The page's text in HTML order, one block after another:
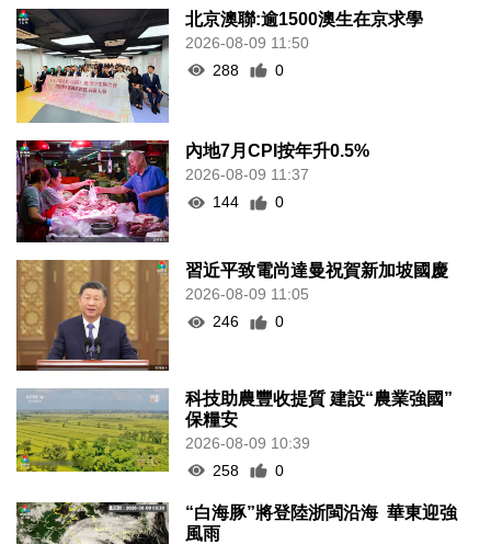
北京澳聯:逾1500澳生在京求學
2026-08-09 11:50
288
0
內地7月CPI按年升0.5%
2026-08-09 11:37
144
0
習近平致電尚達曼祝賀新加坡國慶
2026-08-09 11:05
246
0
科技助農豐收提質 建設“農業強國”
保糧安
2026-08-09 10:39
258
0
“白海豚”將登陸浙閩沿海 華東迎強
風雨